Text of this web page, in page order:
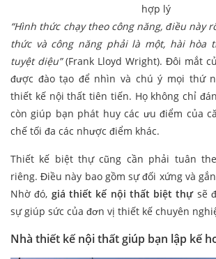
hợp lý
“Hình thức chạy theo công năng, điều này
thức và công năng phải là một, hài hòa
tuyệt diệu”(Frank Lloyd Wright). Đôi mắt
được đào tạo để nhìn và chú ý mọi thứ
thiết kế nội thất tiên tiến. Họ không chỉ
còn giúp bạn phát huy các ưu điểm của
chế tối đa các nhược điểm khác.
Thiết kế biệt thự cũng cần phải tuân
riêng. Điều này bao gồm sự đối xứng và
Nhờ đó, giá thiết kế nội thất biệt thựsẽ
sự giúp sức của đơn vị thiết kế chuyên
Nhà thiết kế nội thất giúp bạn lập kế